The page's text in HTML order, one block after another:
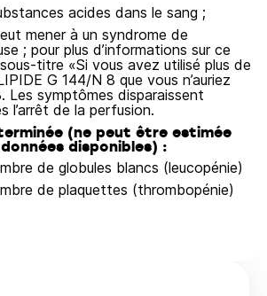
acides dans le sang ;
mener à un syndrome de
; pour plus d’informations sur ce
titre «Si vous avez utilisé plus de
G 144/N 8 que vous n’auriez
Les symptômes disparaissent
l’arrêt de la perfusion.
(ne peut être estimée
disponibles) :
de globules blancs (leucopénie)
de plaquettes (thrombopénie)